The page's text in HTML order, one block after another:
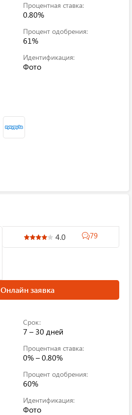
Процентная ставка:
0.80%
Процент одобрения:
61%
Идентификация:
Фото
4.0 79
Онлайн заявка
Срок:
7 – 30 дней
Процентная ставка:
0% – 0.80%
Процент одобрения:
60%
Идентификация:
Фото